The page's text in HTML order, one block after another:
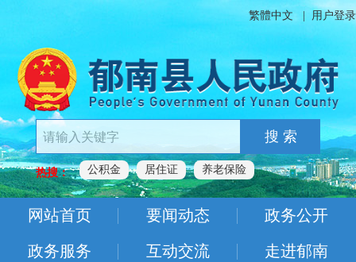
繁體中文 用户登录
搜 索
热搜： 公积金 居住证 养老保险
网站首页 要闻动态 政务公开
政务服务 互动交流 走进郁南